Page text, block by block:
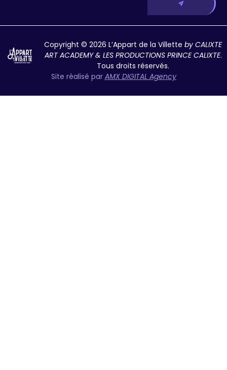
Copyright © 2026 L’Appart de la Villetteby CALIXTE
ART ACADEMY & LES PRODUCTIONS PRINCE CALIXTE.
Tous droits réservés.
Site réalisé par AMX DIGITAL Agency